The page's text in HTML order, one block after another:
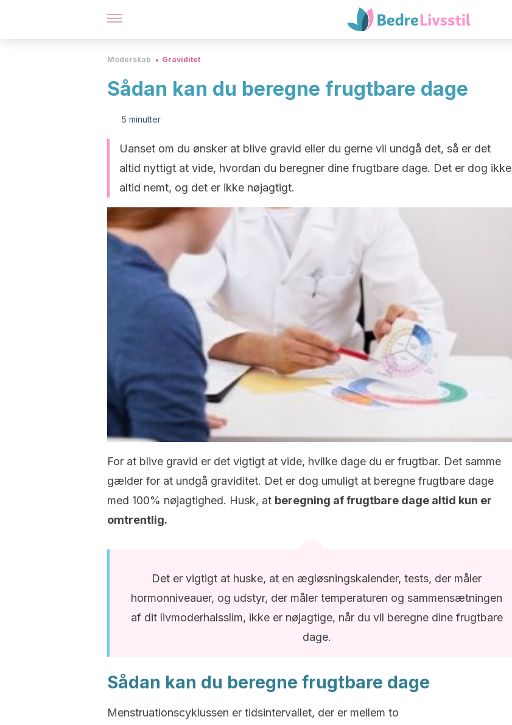
Moderskab Graviditet
Sådan kan du beregne frugtbare dage
5 minutter
Uanset om du ønsker at blive gravid eller du gerne vil undgå det, så er det
altid nyttigt at vide, hvordan du beregner dine frugtbare dage. Det er dog ikke
altid nemt, og det er ikke nøjagtigt.
For at blive gravid er det vigtigt at vide, hvilke dage du er frugtbar. Det samme
gælder for at undgå graviditet. Det er dog umuligt at beregne frugtbare dage
med 100% nøjagtighed. Husk, at beregning af frugtbare dage altid kun er
omtrentlig.
Det er vigtigt at huske, at en ægløsningskalender, tests, der måler
hormonniveauer, og udstyr, der måler temperaturen og sammensætningen
af dit livmoderhalsslim, ikke er nøjagtige, når du vil beregne dine frugtbare
dage.
Sådan kan du beregne frugtbare dage
Menstruationscyklussen er tidsintervallet, der er mellem to